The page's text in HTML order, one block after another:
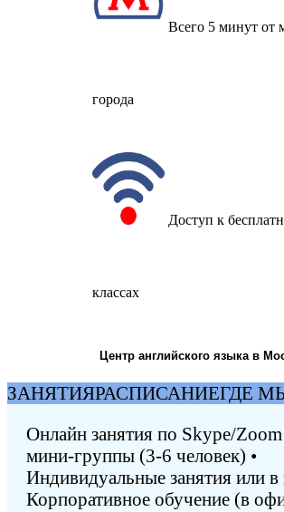
Всего 5 минут от
города
Доступ к
классах
Центр английского языка в
ЗАНЯТИЯРАСПИСАНИЕГДЕ
Онлайн занятия по Skype/
мини-группы (3-6 человек) •
Индивидуальные занятия или в
Корпоративное обучение (в